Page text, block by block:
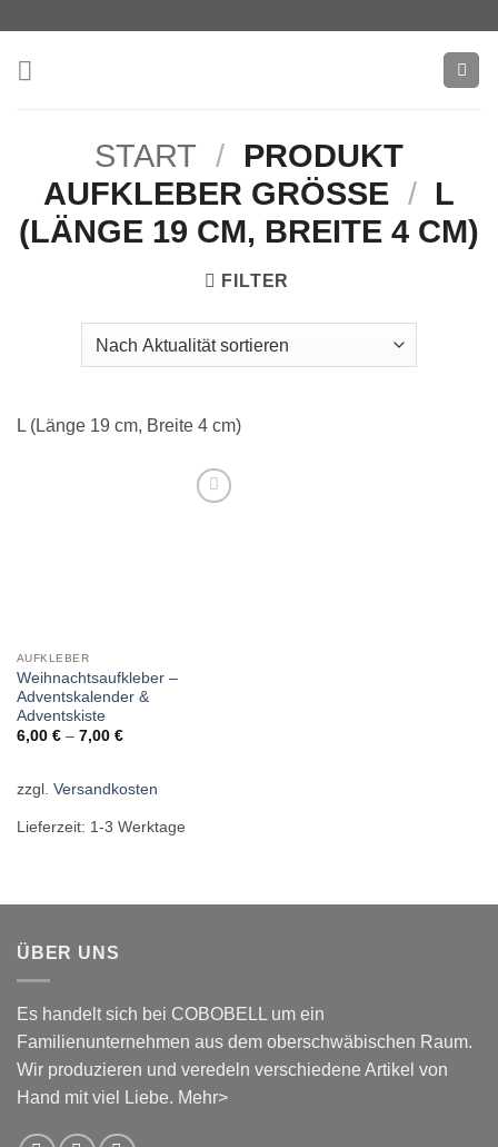
springen
START / PRODUKT
AUFKLEBER GRÖSSE / L
(LÄNGE 19 CM, BREITE 4 CM)
FILTER
L (Länge 19 cm, Breite 4 cm)
AUFKLEBER
Weihnachtsaufkleber –
Adventskalender &
Adventskiste
6,00 €– 7,00 €
zzgl. Versandkosten
Lieferzeit: 1-3 Werktage
ÜBER UNS
Es handelt sich bei COBOBELL um ein
Familienunternehmen aus dem oberschwäbischen Raum.
Wir produzieren und veredeln verschiedene Artikel von
Hand mit viel Liebe. Mehr>